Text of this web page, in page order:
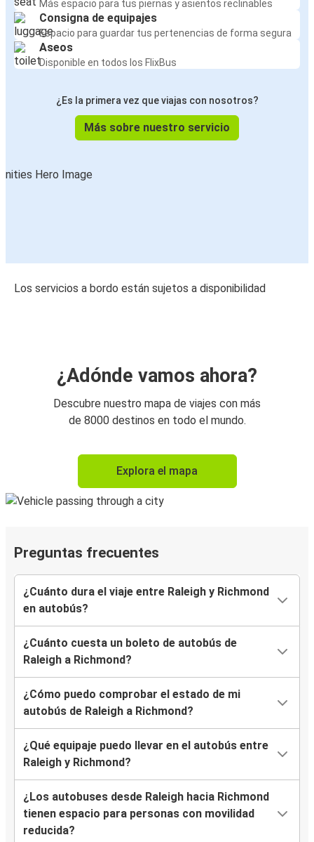
Más espacio para tus piernas y asientos reclinables
Consigna de equipajes
Espacio para guardar tus pertenencias de forma segura
Aseos
Disponible en todos los FlixBus
¿Es la primera vez que viajas con nosotros?
Más sobre nuestro servicio
Los servicios a bordo están sujetos a disponibilidad
¿Adónde vamos ahora?
Descubre nuestro mapa de viajes con más
de 8000 destinos en todo el mundo.
Explora el mapa
Preguntas frecuentes
¿Cuánto dura el viaje entre Raleigh y Richmond
en autobús?
¿Cuánto cuesta un boleto de autobús de
Raleigh a Richmond?
¿Cómo puedo comprobar el estado de mi
autobús de Raleigh a Richmond?
¿Qué equipaje puedo llevar en el autobús entre
Raleigh y Richmond?
¿Los autobuses desde Raleigh hacia Richmond
tienen espacio para personas con movilidad
reducida?